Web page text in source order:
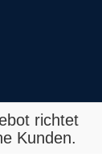
richtet
Kunden.